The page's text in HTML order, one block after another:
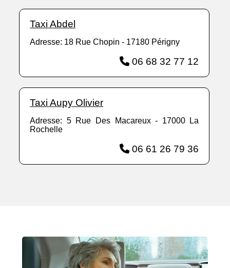
Taxi Abdel
Adresse: 18 Rue Chopin - 17180 Périgny
06 68 32 77 12
Taxi Aupy Olivier
Adresse: 5 Rue Des Macareux - 17000 La
Rochelle
06 61 26 79 36